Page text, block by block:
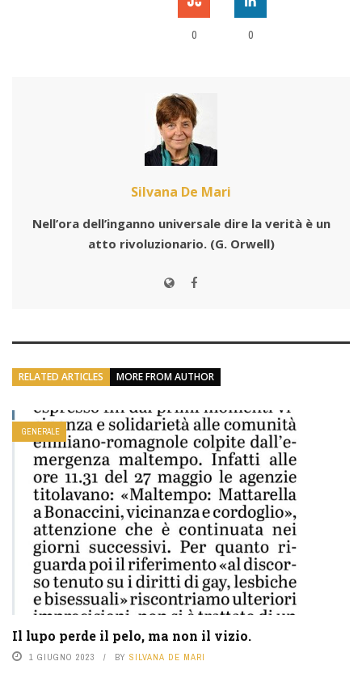
0 0
Silvana De Mari
Nell’ora dell’inganno universale dire la verità è un
atto rivoluzionario. (G. Orwell)
RELATED ARTICLES MORE FROM AUTHOR
GENERALE
Il lupo perde il pelo, ma non il vizio.
1 GIUGNO 2023 BY SILVANA DE MARI